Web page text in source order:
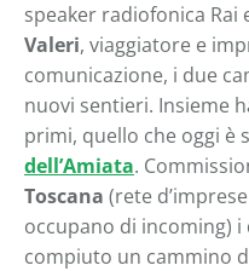
speaker radiofonica Rai
Valeri, viaggiatore e
comunicazione, i due
nuovi sentieri. Insieme
primi, quello che oggi è
dell’Amiata.
Toscana (rete
occupano di incoming)
compiuto un cammino